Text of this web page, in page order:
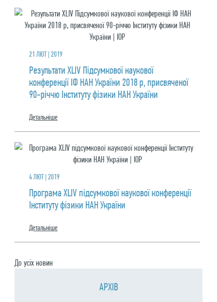
21 ЛЮТ | 2019
Результати XLIV Підсумкової наукової
конференції ІФ НАН України 2018 р, присвяченої
90-річчю Інституту фізики НАН України
Детальнiше
4 ЛЮТ | 2019
Програма XLIV підсумкової наукової конференції
Інституту фізики НАН України
Детальнiше
До усiх новин
АРХIВ